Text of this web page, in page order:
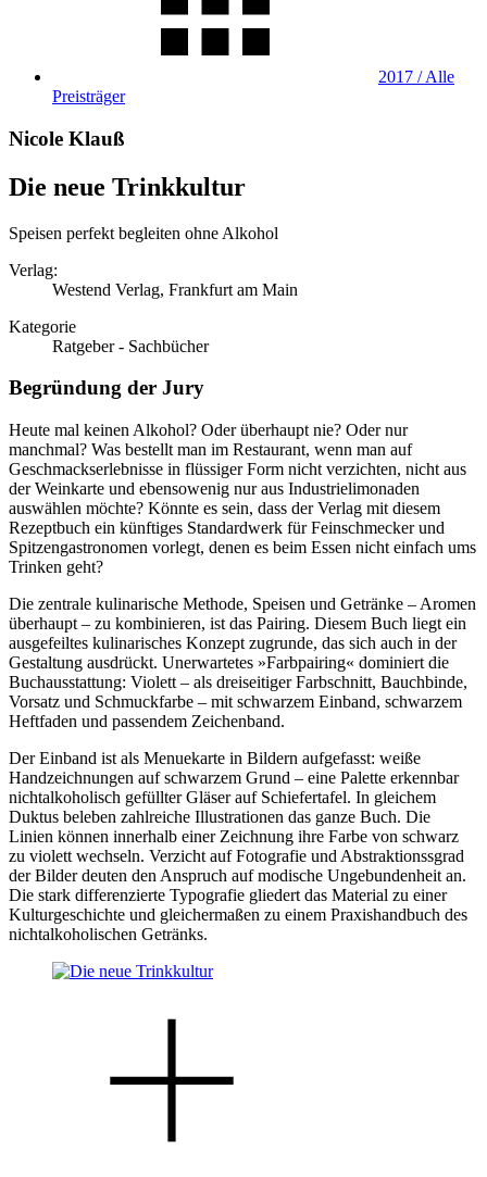
2017 / Alle
Preisträger
Nicole Klauß
Die neue Trinkkultur
Speisen perfekt begleiten ohne Alkohol
Verlag:
Westend Verlag, Frankfurt am Main
Kategorie
Ratgeber - Sachbücher
Begründung der Jury
Heute mal keinen Alkohol? Oder überhaupt nie? Oder nur
manchmal? Was bestellt man im Restaurant, wenn man auf
Geschmackserlebnisse in flüssiger Form nicht verzichten, nicht aus
der Weinkarte und ebensowenig nur aus Industrielimonaden
auswählen möchte? Könnte es sein, dass der Verlag mit diesem
Rezeptbuch ein künftiges Standardwerk für Feinschmecker und
Spitzengastronomen vorlegt, denen es beim Essen nicht einfach ums
Trinken geht?
Die zentrale kulinarische Methode, Speisen und Getränke – Aromen
überhaupt – zu kombinieren, ist das Pairing. Diesem Buch liegt ein
ausgefeiltes kulinarisches Konzept zugrunde, das sich auch in der
Gestaltung ausdrückt. Unerwartetes »Farbpairing« dominiert die
Buchausstattung: Violett – als dreiseitiger Farbschnitt, Bauchbinde,
Vorsatz und Schmuckfarbe – mit schwarzem Einband, schwarzem
Heftfaden und passendem Zeichenband.
Der Einband ist als Menuekarte in Bildern aufgefasst: weiße
Handzeichnungen auf schwarzem Grund – eine Palette erkennbar
nichtalkoholisch gefüllter Gläser auf Schiefertafel. In gleichem
Duktus beleben zahlreiche Illustrationen das ganze Buch. Die
Linien können innerhalb einer Zeichnung ihre Farbe von schwarz
zu violett wechseln. Verzicht auf Fotografie und Abstraktionssgrad
der Bilder deuten den Anspruch auf modische Ungebundenheit an.
Die stark differenzierte Typografie gliedert das Material zu einer
Kulturgeschichte und gleichermaßen zu einem Praxishandbuch des
nichtalkoholischen Getränks.